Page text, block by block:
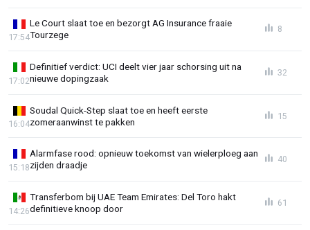
Le Court slaat toe en bezorgt AG Insurance fraaie
Tourzege
17:54
8
Definitief verdict: UCI deelt vier jaar schorsing uit na
nieuwe dopingzaak
17:02
32
Soudal Quick-Step slaat toe en heeft eerste
zomeraanwinst te pakken
16:04
15
Alarmfase rood: opnieuw toekomst van wielerploeg aan
zijden draadje
15:18
40
Transferbom bij UAE Team Emirates: Del Toro hakt
definitieve knoop door
14:26
61